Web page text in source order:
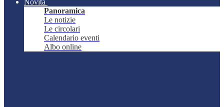
Novità
Panoramica
Le notizie
Le circolari
Calendario eventi
Albo online